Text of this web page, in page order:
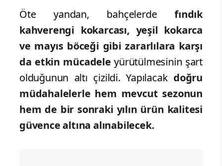
Öte yandan, bahçelerdefındık
kahverengi kokarcası, yeşil kokarca
ve mayıs böceği gibi zararlılara karşı
da etkin mücadeleyürütülmesinin şart
olduğunun altı çizildi. Yapılacak doğru
müdahalelerle hem mevcut sezonun
hem de bir sonraki yılın ürün kalitesi
güvence altına alınabilecek.